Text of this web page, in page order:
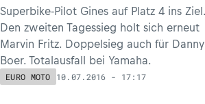
Superbike-Pilot Gines auf Platz 4 ins Ziel.
Den zweiten Tagessieg holt sich erneut
Marvin Fritz. Doppelsieg auch für
Boer. Totalausfall bei Yamaha.
EURO MOTO 10.07.2016 - 17:17